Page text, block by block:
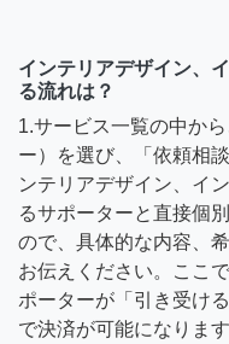
インテリアデザイン、
る流れは？
1.サービス一覧の中か
ー）を選び、「依頼相
ンテリアデザイン、イ
るサポーターと直接個
ので、具体的な内容、
お伝えください。ここ
ポーターが「引き受け
で決済が可能になりま